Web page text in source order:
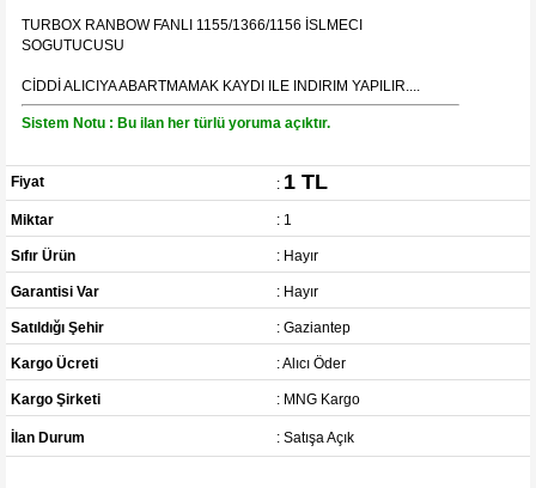
TURBOX RANBOW FANLI 1155/1366/1156 İSLMECI
SOGUTUCUSU
CİDDİ ALICIYA ABARTMAMAK KAYDI ILE INDIRIM YAPILIR....
Sistem Notu : Bu ilan her türlü yoruma açıktır.
Fiyat : 1 TL
Miktar : 1
Sıfır Ürün : Hayır
Garantisi Var : Hayır
Satıldığı Şehir : Gaziantep
Kargo Ücreti : Alıcı Öder
Kargo Şirketi : MNG Kargo
İlan Durum : Satışa Açık